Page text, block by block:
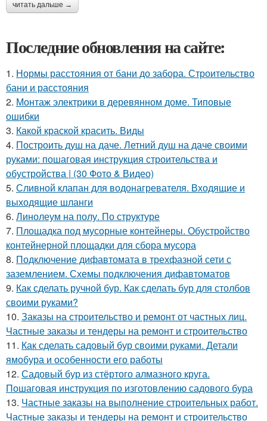
читать дальше →
Последние обновления на сайте:
1. Нормы расстояния от бани до забора. Строительство
бани и расстояния
2. Монтаж электрики в деревянном доме. Типовые
ошибки
3. Какой краской красить. Виды
4. Построить душ на даче. Летний душ на даче своими
руками: пошаговая инструкция строительства и
обустройства | (30 Фото & Видео)
5. Сливной клапан для водонагревателя. Входящие и
выходящие шланги
6. Линолеум на полу. По структуре
7. Площадка под мусорные контейнеры. Обустройство
контейнерной площадки для сбора мусора
8. Подключение дифавтомата в трехфазной сети с
заземлением. Схемы подключения дифавтоматов
9. Как сделать ручной бур. Как сделать бур для столбов
своими руками?
10. Заказы на строительство и ремонт от частных лиц.
Частные заказы и тендеры на ремонт и строительство
11. Как сделать садовый бур своими руками. Детали
ямобура и особенности его работы
12. Садовый бур из стёртого алмазного круга.
Пошаговая инструкция по изготовлению садового бура
13. Частные заказы на выполнение строительных работ.
Частные заказы и тендеры на ремонт и строительство